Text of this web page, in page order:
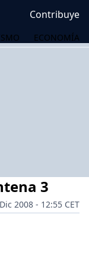
Contribuye
ECONOMÍA
3
2008 - 12:55 CET